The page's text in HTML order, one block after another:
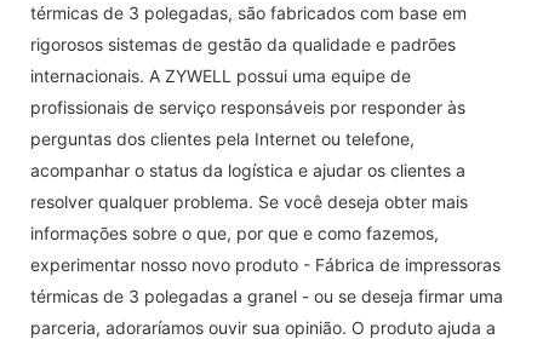
térmicas de 3 polegadas, são fabricados com base em
rigorosos sistemas de gestão da qualidade e padrões
internacionais. A ZYWELL possui uma equipe de
profissionais de serviço responsáveis ​​por responder às
perguntas dos clientes pela Internet ou telefone,
acompanhar o status da logística e ajudar os clientes a
resolver qualquer problema. Se você deseja obter mais
informações sobre o que, por que e como fazemos,
experimentar nosso novo produto - Fábrica de impressoras
térmicas de 3 polegadas a granel - ou se deseja firmar uma
parceria, adoraríamos ouvir sua opinião. O produto ajuda a